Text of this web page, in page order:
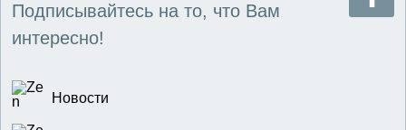
Подписывайтесь на то, что Вам
интересно!
Новости